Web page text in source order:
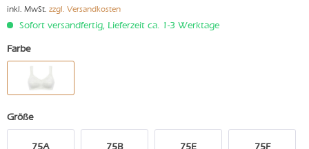
inkl. MwSt. zzgl. Versandkosten
Sofort versandfertig, Lieferzeit ca. 1-3 Werktage
Farbe
Größe